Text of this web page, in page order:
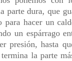
parte dura, que
para hacer un
un espárrago
presión, hasta
la parte